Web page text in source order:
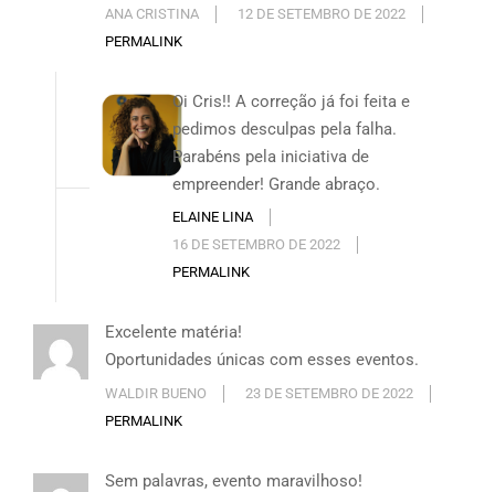
ANA CRISTINA
12 DE SETEMBRO DE 2022
PERMALINK
Oi Cris!! A correção já foi feita e
pedimos desculpas pela falha.
Parabéns pela iniciativa de
empreender! Grande abraço.
ELAINE LINA
16 DE SETEMBRO DE 2022
PERMALINK
Excelente matéria!
Oportunidades únicas com esses eventos.
WALDIR BUENO
23 DE SETEMBRO DE 2022
PERMALINK
Sem palavras, evento maravilhoso!